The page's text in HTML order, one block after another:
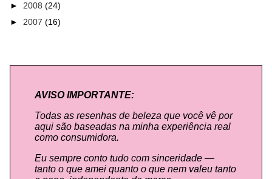
► 2008 (24)
► 2007 (16)
AVISO IMPORTANTE:
Todas as resenhas de beleza que você vê por
aqui são baseadas na minha experiência real
como consumidora.
Eu sempre conto tudo com sinceridade —
tanto o que amei quanto o que nem valeu tanto